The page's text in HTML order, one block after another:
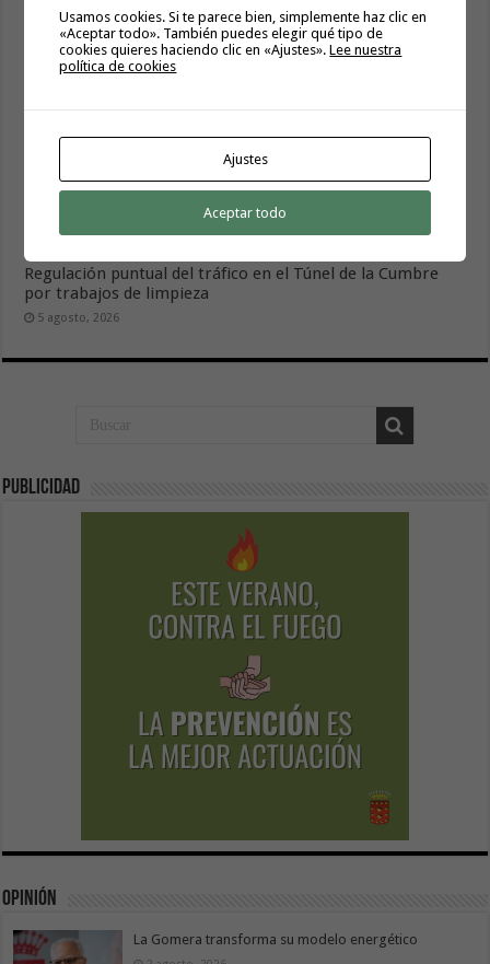
Regulación puntual del tráfico en el Túnel de la Cumbre
por trabajos de limpieza
5 agosto, 2026
Publicidad
Opinión
La Gomera transforma su modelo energético
Usamos cookies. Si te parece bien, simplemente haz clic en
«Aceptar todo». También puedes elegir qué tipo de
cookies quieres haciendo clic en «Ajustes».Lee nuestra
política de cookies
Ajustes
Aceptar todo